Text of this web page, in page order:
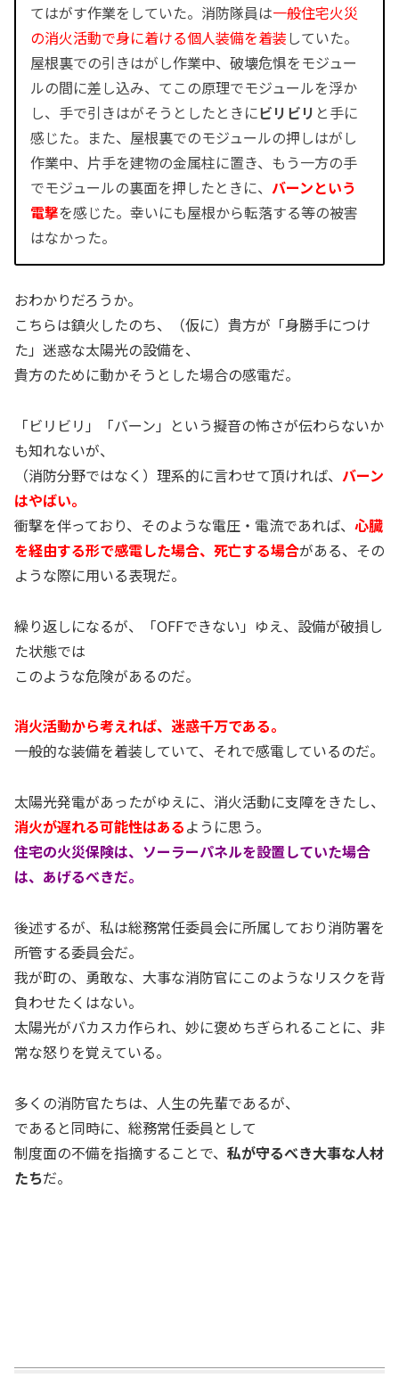
てはがす作業をしていた。消防隊員は一般住宅火災
の消火活動で身に着ける個人装備を着装 していた。
屋根裏での引きはがし作業中、破壊危惧をモジュー
ルの間に差し込み、てこの原理でモジュールを浮か
し、手で引きはがそうとしたときにビリビリ と手に
感じた。また、屋根裏でのモジュールの押しはがし
作業中、片手を建物の金属柱に置き、もう一方の手
でモジュールの裏面を押したときに、 バーンという
電撃を感じた。幸いにも屋根から転落する等の被害
はなかった。
おわかりだろうか。
こちらは鎮火したのち、（仮に）貴方が「身勝手につけ
た」迷惑な太陽光の設備を、
貴方のために動かそうとした場合の感電だ。
「ビリビリ」「バーン」という擬音の怖さが伝わらないか
も知れないが、
（消防分野ではなく）理系的に言わせて頂ければ、 バーン
はやばい。
衝撃を伴っており、そのような電圧・電流であれば、 心臓
を経由する形で感電した場合、死亡する場合がある、その
ような際に用いる表現だ。
繰り返しになるが、「OFFできない」ゆえ、設備が破損し
た状態では
このような危険があるのだ。
消火活動から考えれば、迷惑千万である。
一般的な装備を着装していて、それで感電しているのだ。
太陽光発電があったがゆえに、消火活動に支障をきたし、
消火が遅れる可能性はあるように思う。
住宅の火災保険は、ソーラーパネルを設置していた場合
は、あげるべきだ。
後述するが、私は総務常任委員会に所属しており消防署を
所管する委員会だ。
我が町の、勇敢な、大事な消防官にこのようなリスクを背
負わせたくはない。
太陽光がバカスカ作られ、妙に褒めちぎられることに、非
常な怒りを覚えている。
多くの消防官たちは、人生の先輩であるが、
であると同時に、総務常任委員として
制度面の不備を指摘することで、 私が守るべき大事な人材
たちだ。